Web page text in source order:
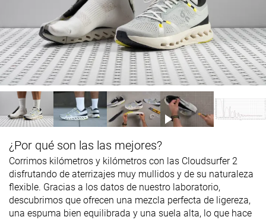
¿Por qué son las las mejores?
Corrimos kilómetros y kilómetros con las Cloudsurfer 2
disfrutando de aterrizajes muy mullidos y de su naturaleza
flexible. Gracias a los datos de nuestro laboratorio,
descubrimos que ofrecen una mezcla perfecta de ligereza,
una espuma bien equilibrada y una suela alta, lo que hace